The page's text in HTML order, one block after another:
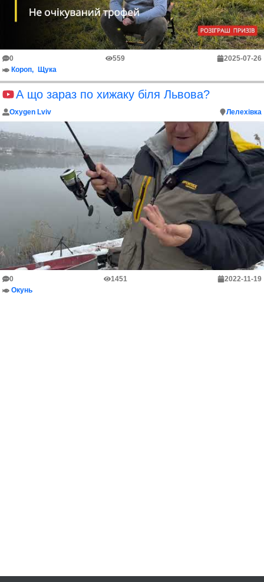
0 559
2025-07-26
Короп
Щука
А що зараз по хижаку біля Львова?
Oxygen Lviv Лелехівка
0 1451
2022-11-19
Окунь